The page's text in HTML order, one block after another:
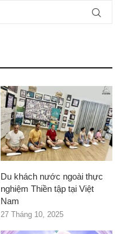
Du khách nước ngoài thực
nghiệm Thiền tập tại Việt
Nam
27 Tháng 10, 2025